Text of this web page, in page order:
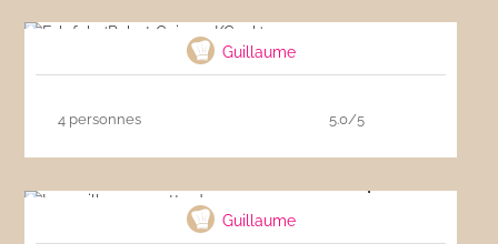
Guillaume
4 personnes 5.0/5
Guillaume